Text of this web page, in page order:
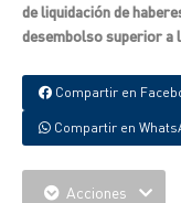
de liquidación de
desembolso superior a
Compartir en
Compartir en
Acciones